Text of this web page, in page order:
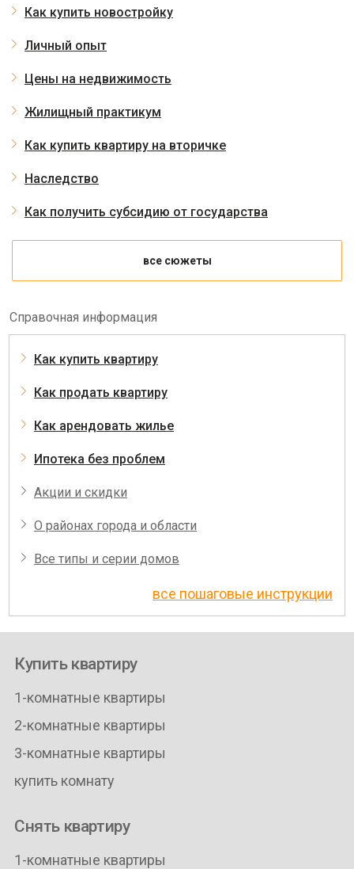
Как купить новостройку
Личный опыт
Цены на недвижимость
Жилищный практикум
Как купить квартиру на вторичке
Наследство
Как получить субсидию от государства
все сюжеты
Справочная информация
Как купить квартиру
Как продать квартиру
Как арендовать жилье
Ипотека без проблем
Акции и скидки
О районах города и области
Все типы и серии домов
все пошаговые инструкции
Купить квартиру
1-комнатные квартиры
2-комнатные квартиры
3-комнатные квартиры
купить комнату
Снять квартиру
1-комнатные квартиры